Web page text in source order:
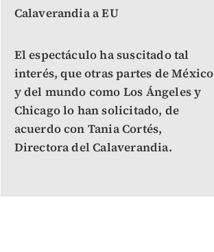
Calaverandia a EU
El espectáculo ha suscitado tal
interés, que otras partes de México
y del mundo como Los Ángeles y
Chicago lo han solicitado, de
acuerdo con Tania Cortés,
Directora del Calaverandia.